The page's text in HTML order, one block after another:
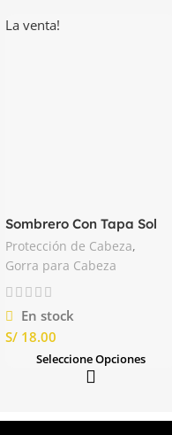
La venta!
Sombrero Con Tapa Sol
Drill Nacional
Protección de Cabeza,
Gorra para Cabeza
En stock
S/
Seleccione Opciones